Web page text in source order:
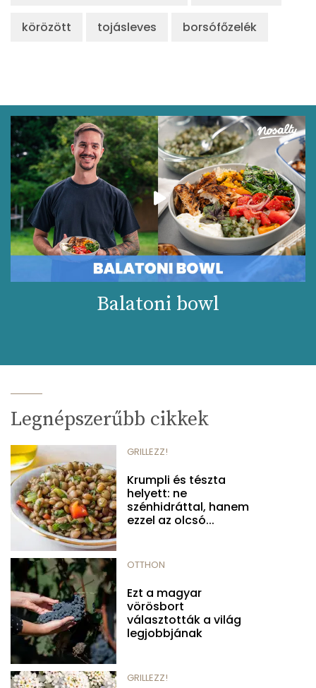
körözött tojásleves borsófőzelék
Balatoni bowl
Legnépszerűbb cikkek
GRILLEZZ!
Krumpli és tészta
helyett: ne
szénhidráttal, hanem
ezzel az olcsó...
OTTHON
Ezt a magyar
vörösbort
választották a világ
legjobbjának
GRILLEZZ!